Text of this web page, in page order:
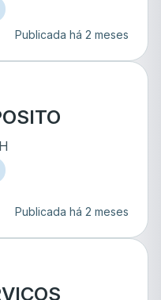
Publicada há 2 meses
Publicada há 2 meses